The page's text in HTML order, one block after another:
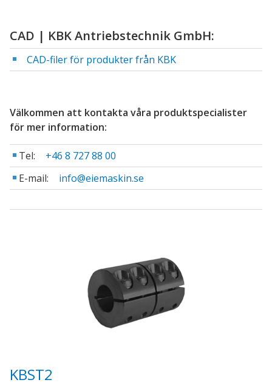
CAD | KBK Antriebstechnik GmbH:
CAD-filer för produkter från KBK
Välkommen att kontakta våra produktspecialister
för mer information:
Tel:
+46 8 727 88 00
E-mail:
info@eiemaskin.se
KBST2